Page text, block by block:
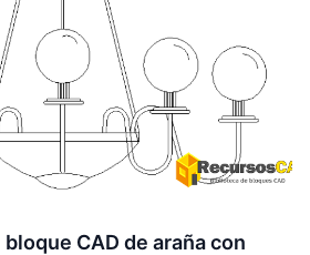
bloque CAD de araña con